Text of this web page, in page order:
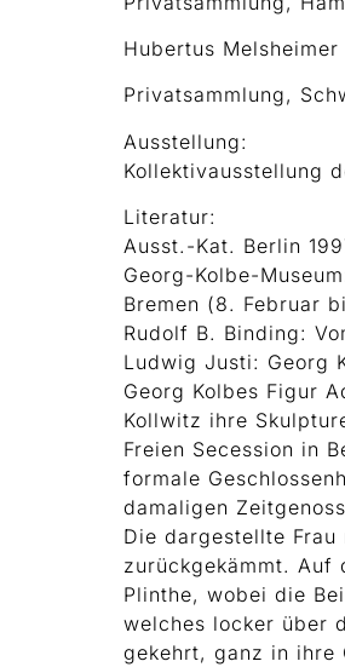
Hubertus Melsheimer
Privatsammlung,
Ausstellung:
Kollektivausstellung
Literatur:
Ausst.-Kat. Berlin
Georg-Kolbe-
Bremen (8. Februar
Rudolf B. Binding:
Ludwig Justi: Georg
Georg Kolbes Figur
Kollwitz ihre
Freien Secession in
formale
damaligen
Die dargestellte
zurückgekämmt. Auf
Plinthe, wobei die
welches locker über
gekehrt, ganz in ihre